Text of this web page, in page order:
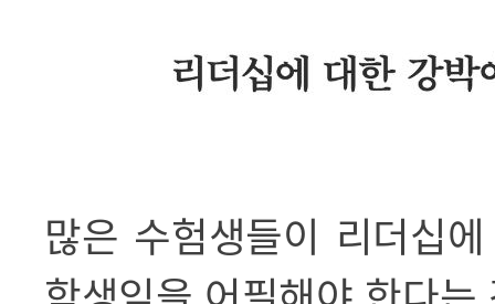
많은 수험생들이 리더십